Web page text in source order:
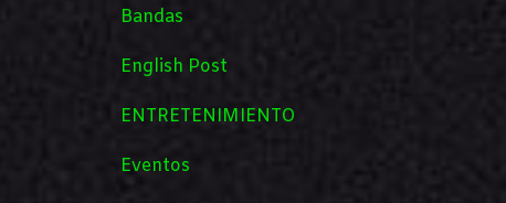
Bandas
English Post
ENTRETENIMIENTO
Eventos